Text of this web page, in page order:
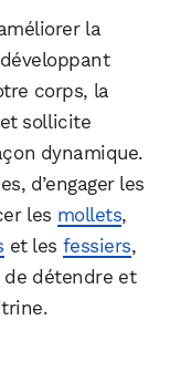
la
corps, la
sollicite
dynamique.
d’engager les
les mollets,
et les fessiers,
détendre et